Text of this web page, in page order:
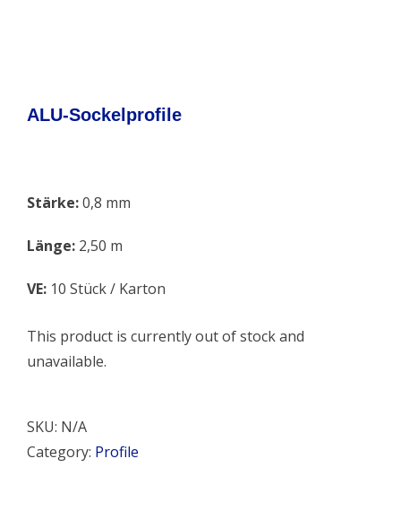
ALU-Sockelprofile
Stärke:0,8 mm
Länge: 2,50 m
VE: 10 Stück / Karton
This product is currently out of stock and
unavailable.
SKU: N/A
Category: Profile